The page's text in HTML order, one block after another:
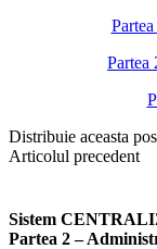
Partea
Distribuie aceasta
Articolul precedent
Sistem
Partea 2 –